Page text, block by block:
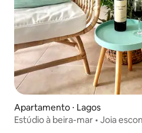
Apartamento ⋅ Lagos
Estúdio à beira-mar • Joia